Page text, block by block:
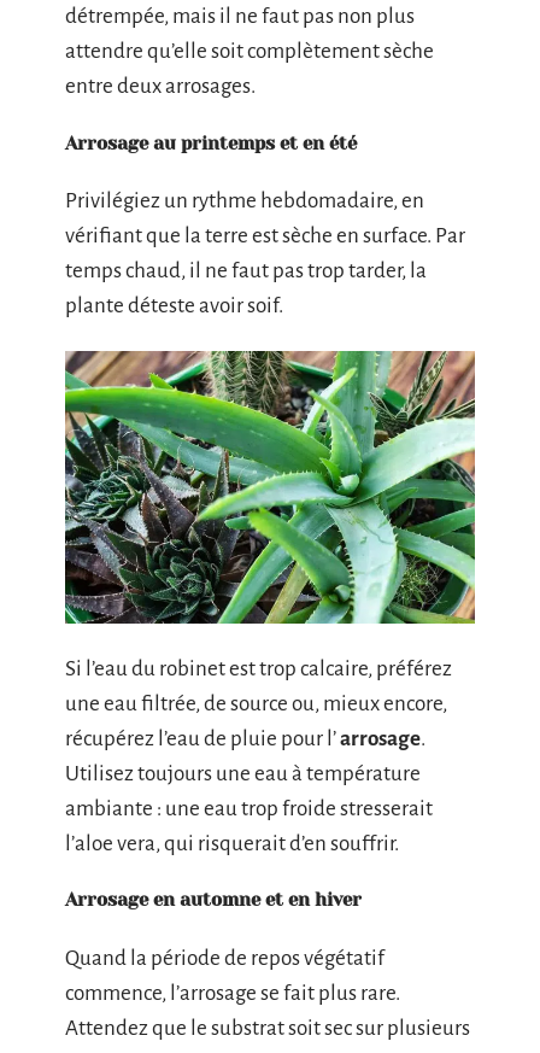
détrempée, mais il ne faut pas non plus
attendre qu’elle soit complètement sèche
entre deux arrosages.
Arrosage au printemps et en été
Privilégiez un rythme hebdomadaire, en
vérifiant que la terre est sèche en surface. Par
temps chaud, il ne faut pas trop tarder, la
plante déteste avoir soif.
Si l’eau du robinet est trop calcaire, préférez
une eau filtrée, de source ou, mieux encore,
récupérez l’eau de pluie pour l’arrosage.
Utilisez toujours une eau à température
ambiante : une eau trop froide stresserait
l’aloe vera, qui risquerait d’en souffrir.
Arrosage en automne et en hiver
Quand la période de repos végétatif
commence, l’arrosage se fait plus rare.
Attendez que le substrat soit sec sur plusieurs